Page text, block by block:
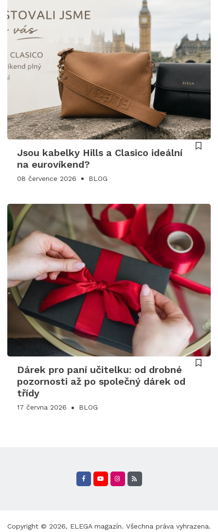
Jsou kabelky Hills a Clasico ideální
na eurovíkend?
08 července 2026 BLOG
Dárek pro paní učitelku: od drobné
pozornosti až po společný dárek od
třídy
17 června 2026 BLOG
Copyright © 2026, ELEGA magazín. Všechna práva vyhrazena.